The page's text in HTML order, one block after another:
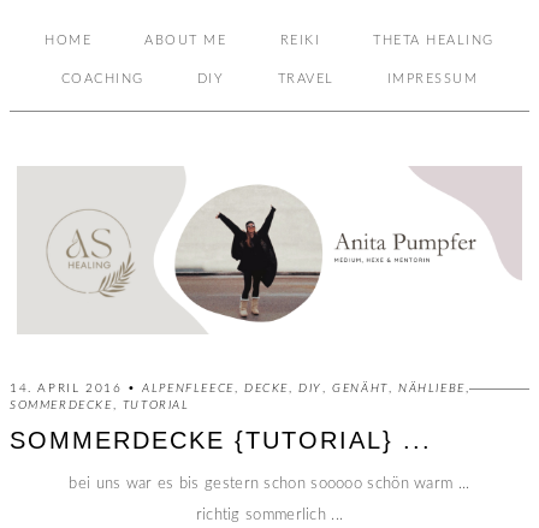
HOME ABOUT ME REIKI THETA HEALING
COACHING DIY TRAVEL IMPRESSUM
14. APRIL 2016 •ALPENFLEECE ,DECKE ,DIY ,GENÄHT ,NÄHLIEBE ,
SOMMERDECKE
TUTORIAL
SOMMERDECKE {TUTORIAL} ...
bei uns war es bis gestern schon sooooo schön warm ...
richtig sommerlich ...